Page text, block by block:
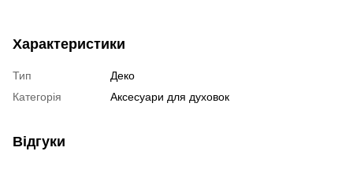
Характеристики
Тип
Деко
Категорія
Аксесуари для духовок
Відгуки